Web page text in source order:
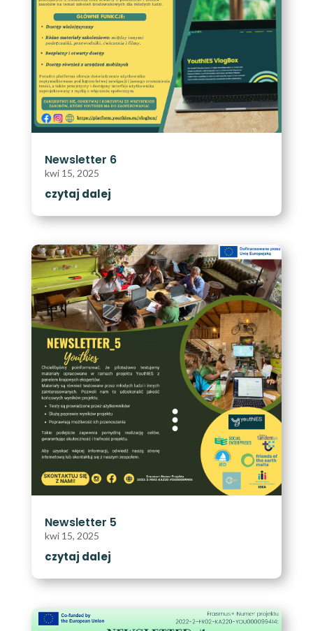
Newsletter 6
kwi 15, 2025
czytaj dalej
Newsletter 5
kwi 15, 2025
czytaj dalej